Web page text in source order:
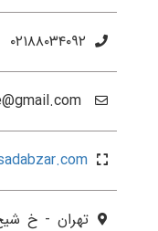
۰۲۱۸۸۰۳۴۰۹۲
تهران - خ